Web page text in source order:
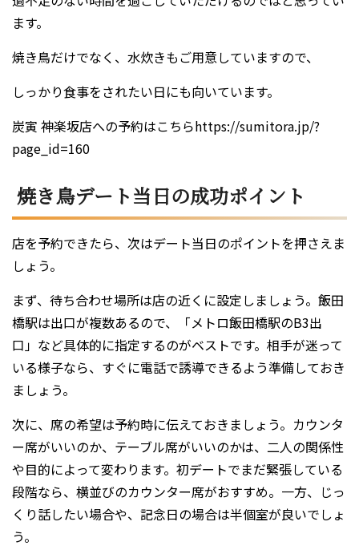
ます。
焼き鳥だけでなく、水炊きもご用意していますので、
しっかり食事をされたい日にも向いています。
炭寅 神楽坂店への予約はこちらhttps://sumitora.jp/?
page_id=160
焼き鳥デート当日の成功ポイント
店を予約できたら、次はデート当日のポイントを押さえま
しょう。
まず、待ち合わせ場所は店の近くに設定しましょう。飯田
橋駅は出口が複数あるので、「メトロ飯田橋駅のB3出
口」など具体的に指定するのがベストです。相手が迷って
いる様子なら、すぐに電話で誘導できるよう準備しておき
ましょう。
次に、席の希望は予約時に伝えておきましょう。カウンタ
ー席がいいのか、テーブル席がいいのかは、二人の関係性
や目的によって変わります。初デートでまだ緊張している
段階なら、横並びのカウンター席がおすすめ。一方、じっ
くり話したい場合や、記念日の場合は半個室が良いでしょ
う。